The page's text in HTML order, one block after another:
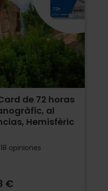
de 72 horas
al
Hemisfèric
opiniones
€